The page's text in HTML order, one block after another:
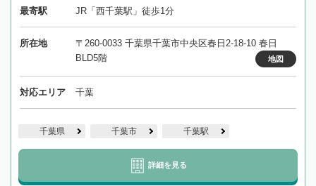
最寄駅 JR「西千葉駅」徒歩1分
所在地
〒260-0033 千葉県千葉市中央区春日2-18-10 春日
BLD5階
地図
対応エリア 千葉
千葉県 千葉市 千葉駅
詳細を見る